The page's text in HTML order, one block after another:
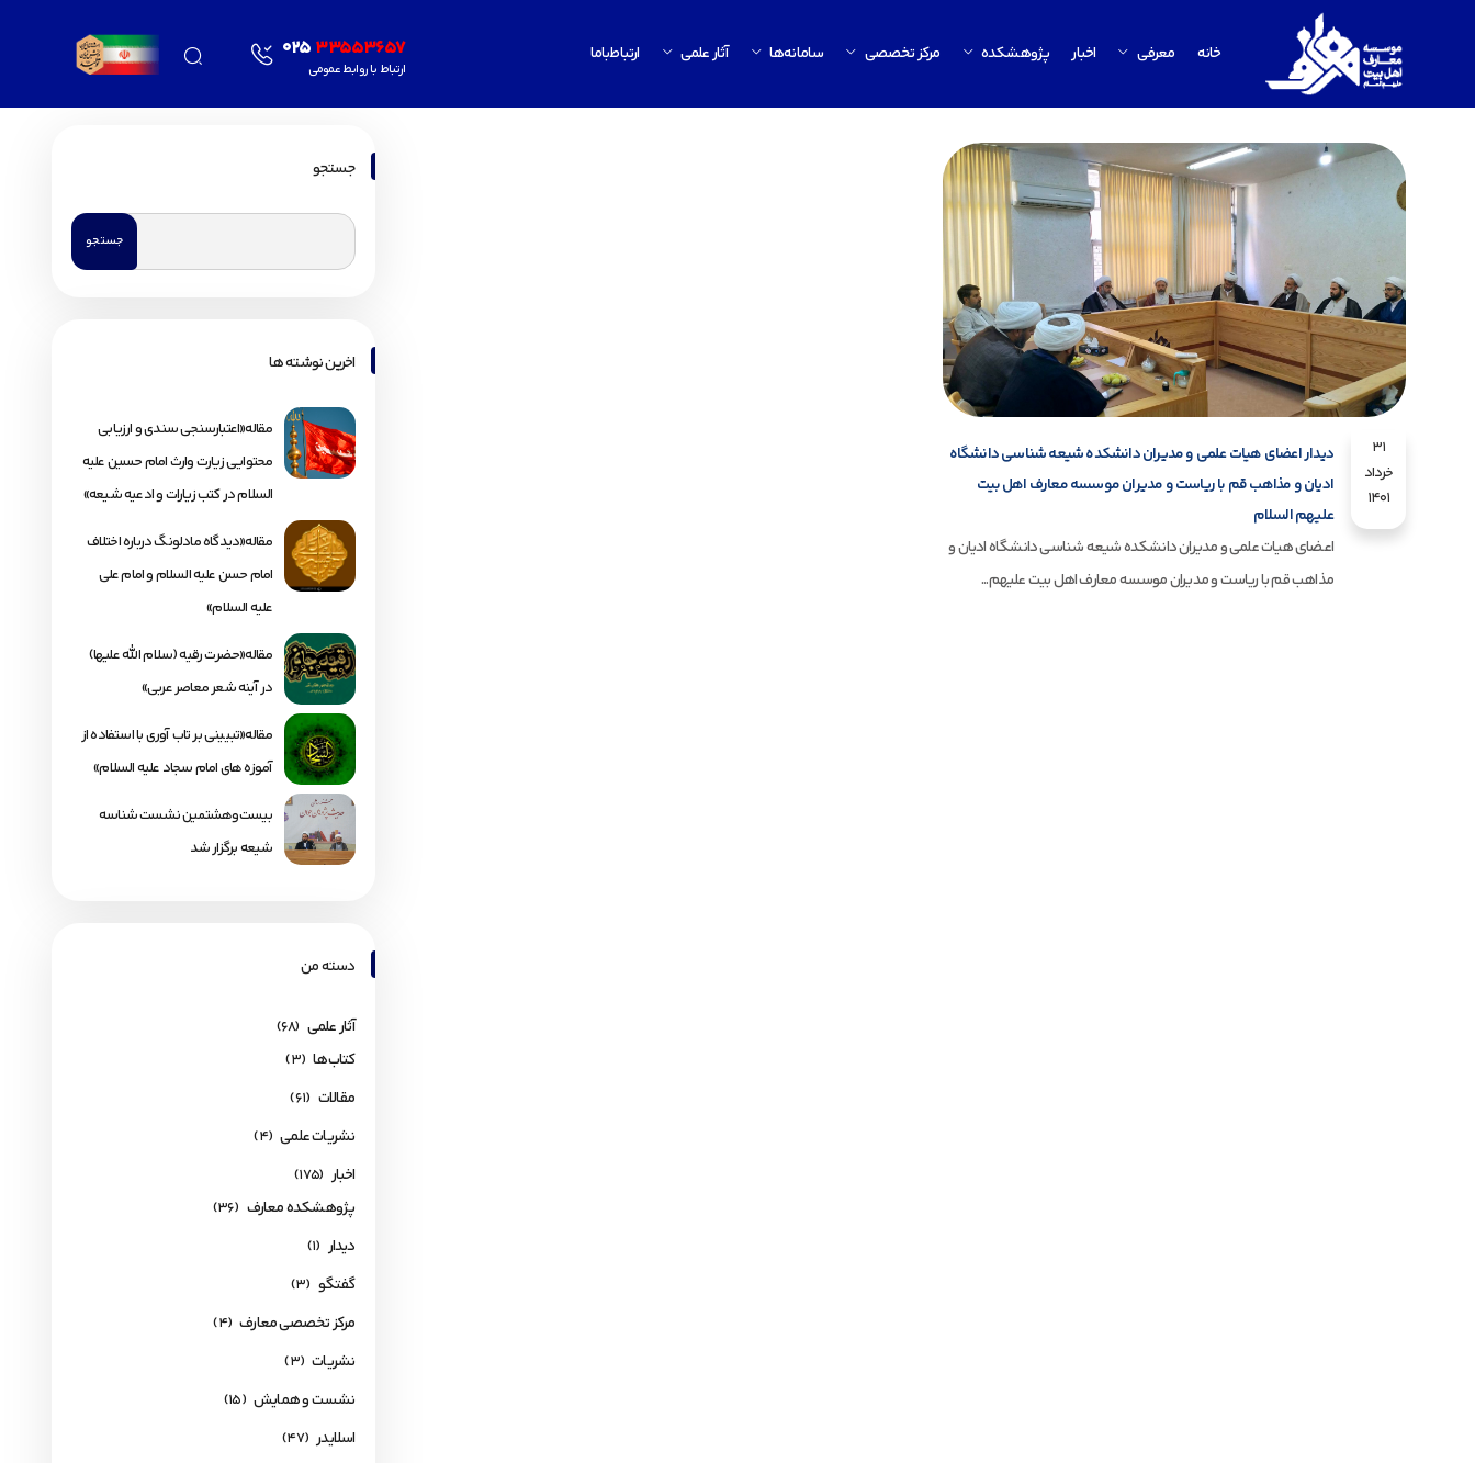
خانه معرفی اخبار پژوهشکده مرکز تخصصی سامانه‌ها آثار علمی ارتباط‌باما 02533553657
ارتباط با روابط عمومی
31
خرداد
1401
دیدار اعضای هیات علمی و مدیران دانشکده شیعه شناسی دانشگاه
ادیان و مذاهب قم با ریاست و مدیران موسسه معارف اهل بیت
علیهم السلام
اعضای هیات علمی و مدیران دانشکده شیعه شناسی دانشگاه ادیان و
مذاهب قم با ریاست و مدیران موسسه معارف اهل بیت علیهم...
جستجو
اخرین نوشته ها
مقاله«اعتبارسنجی سندی و ارزیابی
محتوایی زیارت وارث امام حسین علیه
السلام در کتب زیارات و ادعیه شیعه»
مقاله«دیدگاه مادلونگ درباره اختلاف
امام حسن علیه السلام و امام علی
علیه السلام»
مقاله«حضرت رقیه (سلام الله علیها)
در آینه شعر معاصر عربی»
مقاله«تبیینی بر تاب آوری با استفاده از
آموزه های امام سجاد علیه السلام»
بیست‌وهشتمین نشست شناسه
شیعه برگزار شد
دسته من
آثار علمی (68)
کتاب‌ها (3)
مقالات (61)
نشریات علمی (4)
اخبار (175)
پژوهشکده معارف (36)
دیدار (1)
گفتگو (3)
مرکز تخصصی معارف (4)
نشریات (3)
نشست و همایش (15)
اسلایدر (47)